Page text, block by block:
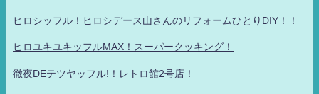
ヒロシッフル！ヒロシデース山さんのリフォームひとりDIY！！
ヒロユキユキッフルMAX！スーパークッキング！
徹夜DEテツヤッフル!！レトロ館2号店！